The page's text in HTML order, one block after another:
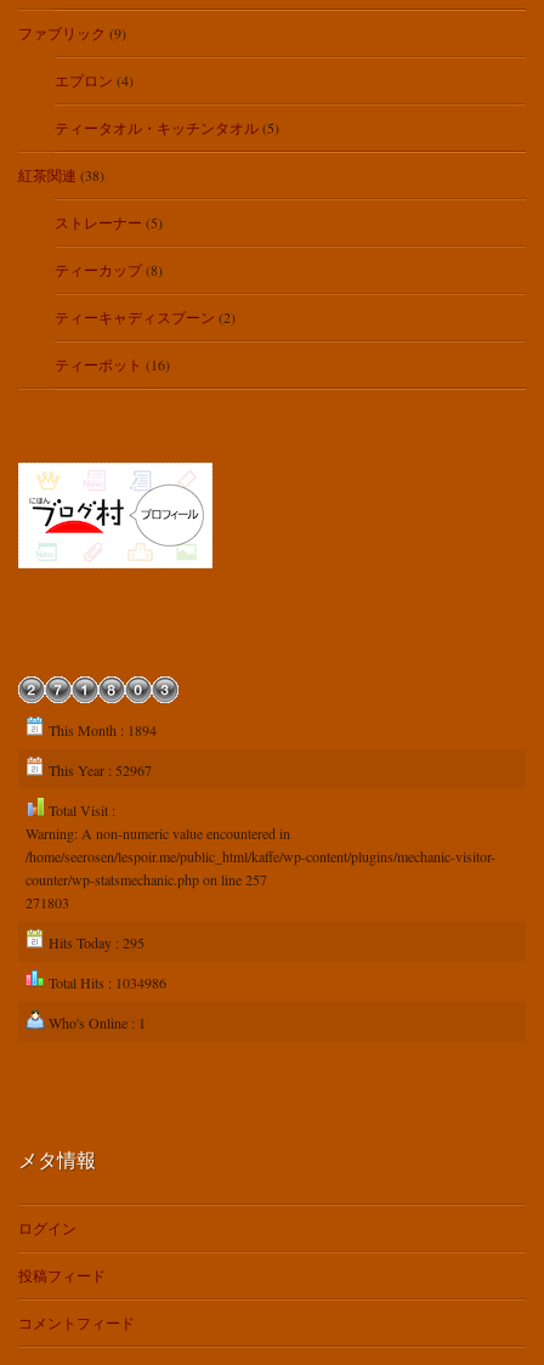
ファブリック (9)
エプロン (4)
ティータオル・キッチンタオル(5)
紅茶関連 (38)
ストレーナー (5)
ティーカップ(8)
ティーキャディスプーン (2)
ティーポット (16)
This Month : 1894
This Year : 52967
Total Visit :
Warning: A non-numeric value encountered in
/home/seerosen/lespoir.me/public_html/kaffe/wp-content/plugins/mechanic-visitor-
counter/wp-statsmechanic.phpon line257
271803
Hits Today : 295
Total Hits : 1034986
Who's Online : 1
メタ情報
ログイン
投稿フィード
コメントフィード